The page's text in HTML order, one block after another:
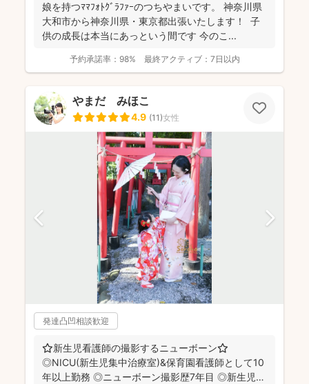
娘を持つﾏﾏﾌｫﾄｸﾞﾗﾌｧｰのつちやまいです。 神奈川県
大和市から神奈川県・東京都出張いたします！ 子
供の成長は本当にあっという間です 今のこ...
予約承諾率： 98% 最終アクティブ： 7日以内
やまだ みほこ
4.9 (11)女性
発達凸凹相談歓迎
⭐新生児看護師の撮影するニューボーン⭐
◎NICU(新生児集中治療室)&保育園看護師として10
年以上勤務 ◎ニューボーン撮影歴7年目 ◎新生児